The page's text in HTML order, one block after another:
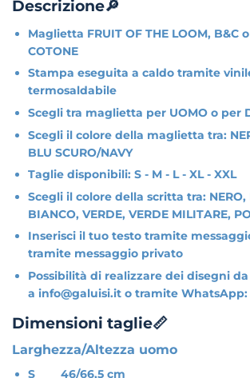
Descrizione🔎
Maglietta FRUIT OF THE LOOM, B&C
COTONE
Stampa eseguita a caldo tramite
termosaldabile
Scegli tra maglietta per UOMO o per
Scegli il colore della maglietta tra:
BLU SCURO/NAVY
Taglie disponibili: S - M - L - XL - XXL
Scegli il colore della scritta tra: NERO,
BIANCO, VERDE, VERDE MILITARE,
Inserisci il tuo testo tramite
tramite messaggio privato
Possibilità di realizzare dei disegni
a info@galuisi.it o tramite WhatsApp:
Dimensioni taglie📏
Larghezza/Altezza uomo
S 46/66,5 cm